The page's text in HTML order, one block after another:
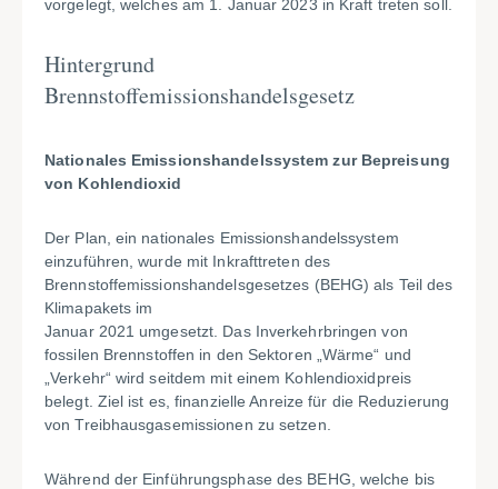
vorgelegt, welches am 1. Januar 2023 in Kraft treten soll.
Hintergrund
Brennstoffemissionshandelsgesetz
Nationales Emissionshandelssystem zur Bepreisung
von Kohlendioxid
Der Plan, ein nationales Emissionshandelssystem
einzuführen, wurde mit Inkrafttreten des
Brennstoffemissionshandelsgesetzes (BEHG) als Teil des
Klimapakets im
Januar 2021 umgesetzt. Das Inverkehrbringen von
fossilen Brennstoffen in den Sektoren „Wärme“ und
„Verkehr“ wird seitdem mit einem Kohlendioxidpreis
belegt. Ziel ist es, finanzielle Anreize für die Reduzierung
von Treibhausgasemissionen zu setzen.
Während der Einführungsphase des BEHG, welche bis